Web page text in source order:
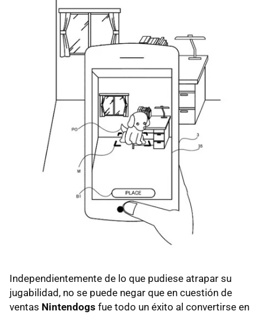
Independientemente de lo que pudiese atrapar su
jugabilidad, no se puede negar que en cuestión de
ventas Nintendogs fue todo un éxito al convertirse en